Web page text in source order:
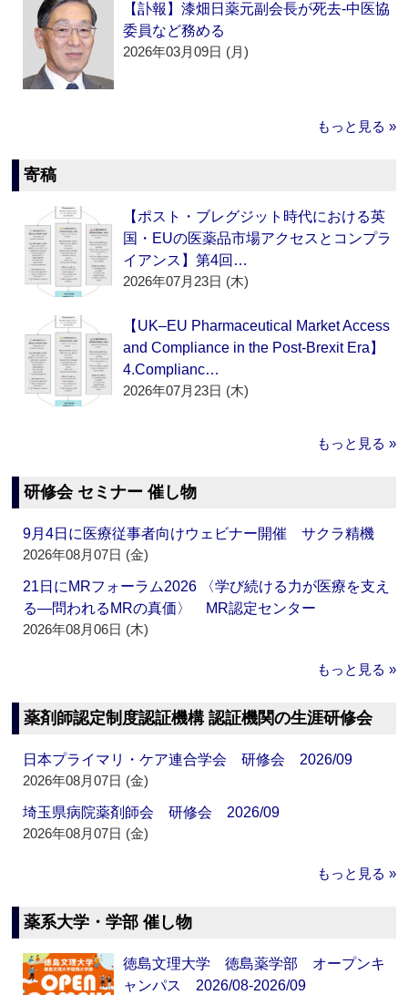
【訃報】漆畑日薬元副会長が死去‐中医協
委員など務める
2026年03月09日 (月)
もっと見る »
寄稿
【ポスト・ブレグジット時代における英
国・EUの医薬品市場アクセスとコンプラ
イアンス】第4回…
2026年07月23日 (木)
【UK–EU Pharmaceutical Market Access
and Compliance in the Post-Brexit Era】
4.Complianc…
2026年07月23日 (木)
もっと見る »
研修会 セミナー 催し物
9月4日に医療従事者向けウェビナー開催 サクラ精機
2026年08月07日 (金)
21日にMRフォーラム2026 〈学び続ける力が医療を支え
る―問われるMRの真価〉 MR認定センター
2026年08月06日 (木)
もっと見る »
薬剤師認定制度認証機構 認証機関の生涯研修会
日本プライマリ・ケア連合学会 研修会 2026/09
2026年08月07日 (金)
埼玉県病院薬剤師会 研修会 2026/09
2026年08月07日 (金)
もっと見る »
薬系大学・学部 催し物
徳島文理大学 徳島薬学部 オープンキ
ャンパス 2026/08-2026/09